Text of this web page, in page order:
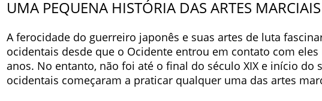
UMA PEQUENA HISTÓRIA DAS ARTES MARCIAIS
A ferocidade do guerreiro japonês e suas artes de luta
ocidentais desde que o Ocidente entrou em contato com eles
anos. No entanto, não foi até o final do século XIX e início do
ocidentais começaram a praticar qualquer uma das artes